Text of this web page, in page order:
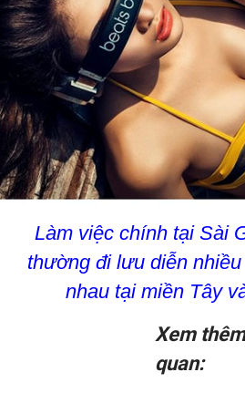
Làm việc chính tại Sài
thường đi lưu diễn
nhau tại miền Tây
Xem
quan: